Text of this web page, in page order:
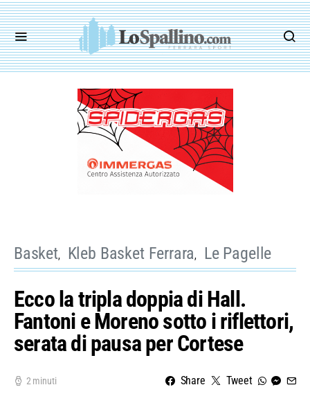
Basket Kleb Basket Ferrara Le Pagelle
Ecco la tripla doppia di Hall.
Fantoni e Moreno sotto i riflettori,
serata di pausa per Cortese
2 minuti Share Tweet